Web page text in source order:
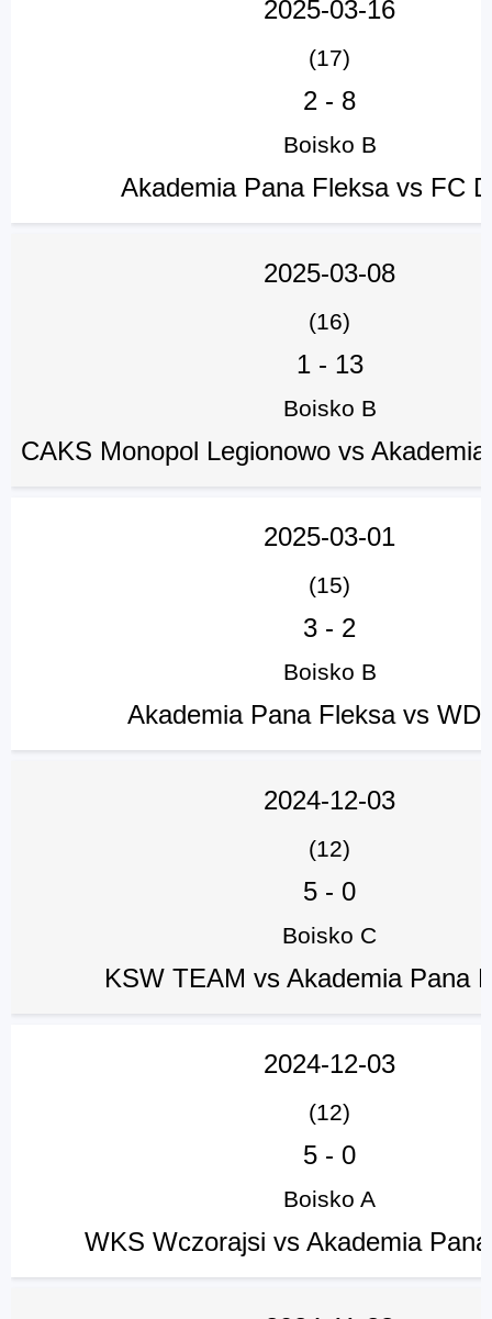
2025-03-16
(17)
2 - 8
Boisko B
Akademia Pana Fleksa vs FC
2025-03-08
(16)
1- 13
Boisko B
CAKS Monopol Legionowo vs
2025-03-01
(15)
3 - 2
Boisko B
Akademia Pana Fleksa vs WD
2024-12-03
(12)
5 - 0
Boisko C
KSW TEAM vs Akademia Pana
2024-12-03
(12)
5 - 0
Boisko A
WKS Wczorajsi vs Akademia